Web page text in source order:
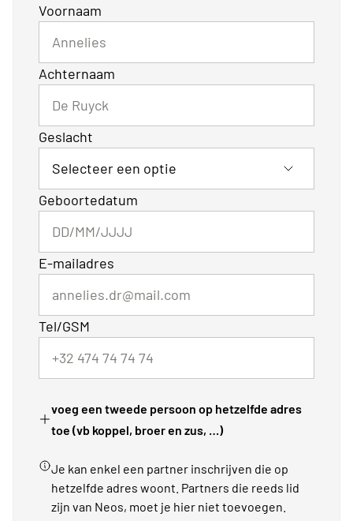
Voornaam
Achternaam
Geslacht
Geboortedatum
E-mailadres
Tel/GSM
voeg een tweede persoon op hetzelfde adres
toe (vb koppel, broer en zus, …)
Je kan enkel een partner inschrijven die op
hetzelfde adres woont. Partners die reeds lid
zijn van Neos, moet je hier niet toevoegen.